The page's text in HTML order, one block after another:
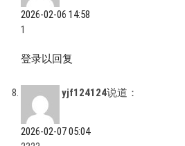
2026-02-06 14:58
1
登录以回复
yjf124124说道：
2026-02-07 05:04